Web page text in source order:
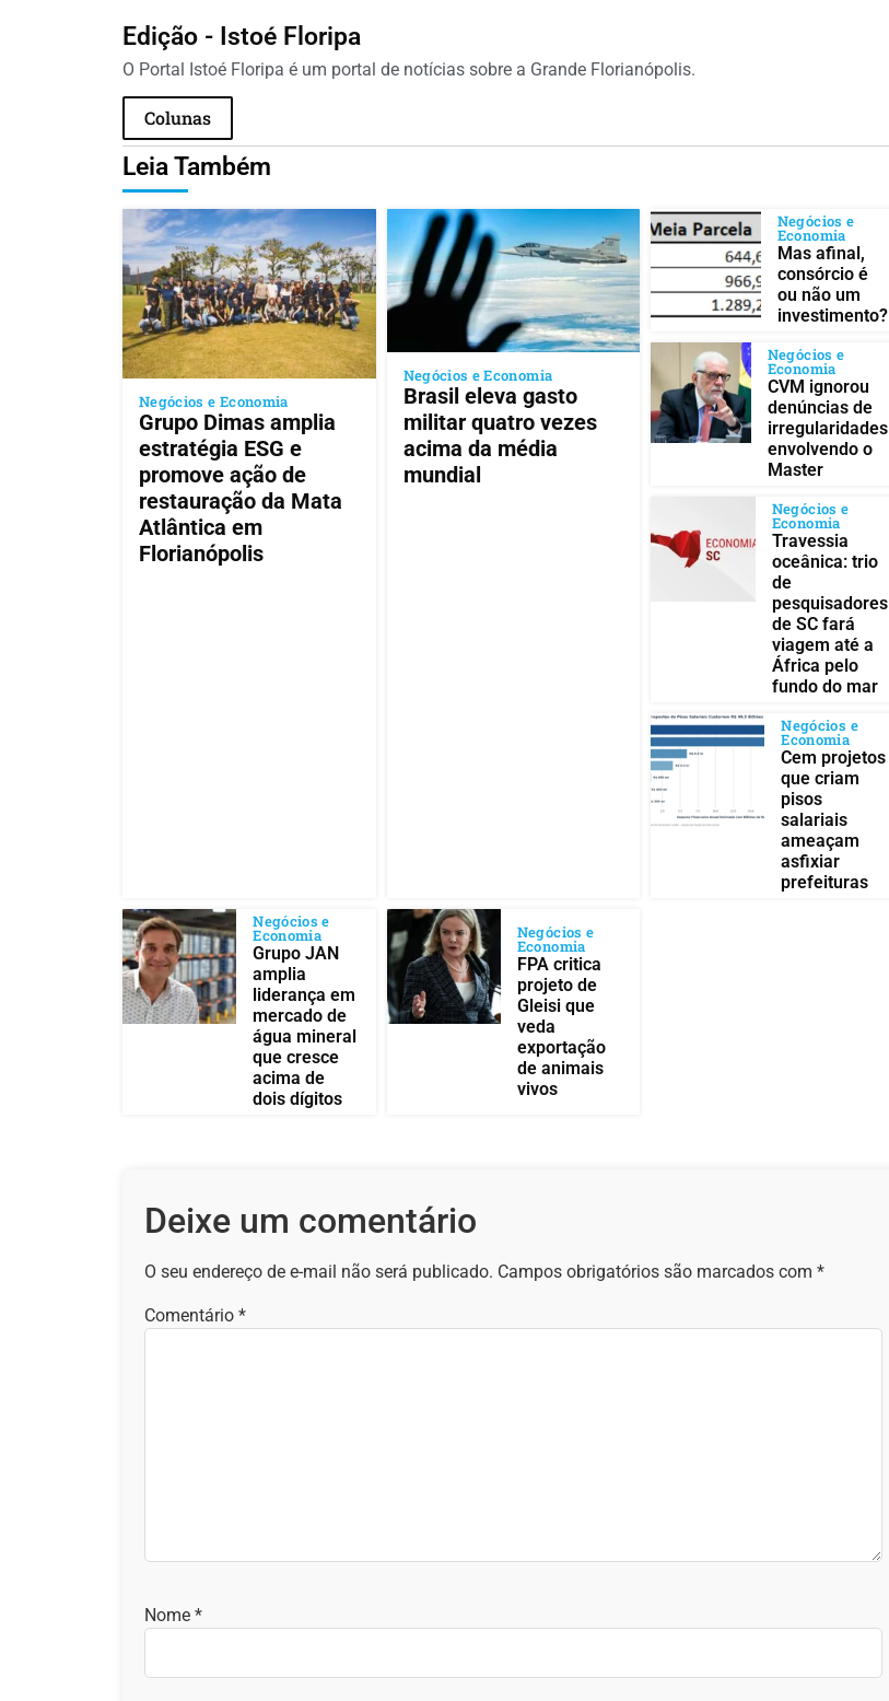
Edição - Istoé Floripa
O Portal Istoé Floripa é um portal de notícias sobre a Grande Florianópolis.
Colunas
Leia Também
Negócios e Economia
Grupo Dimas amplia
estratégia ESG e
promove ação de
restauração da Mata
Atlântica em
Florianópolis
Negócios e Economia
Brasil eleva gasto
militar quatro vezes
acima da média
mundial
Negócios e
Economia
Mas afinal,
consórcio é
ou não um
investimento?
Negócios e
Economia
CVM ignorou
denúncias de
irregularidades
envolvendo o
Master
Negócios e
Economia
Travessia
oceânica: trio
de
pesquisadores
de SC fará
viagem até a
África pelo
fundo do mar
Negócios e
Economia
Cem projetos
que criam
pisos
salariais
ameaçam
asfixiar
prefeituras
Negócios e
Economia
Grupo JAN
amplia
liderança em
mercado de
água mineral
que cresce
acima de
dois dígitos
Negócios e
Economia
FPA critica
projeto de
Gleisi que
veda
exportação
de animais
vivos
Deixe um comentário
O seu endereço de e-mail não será publicado. Campos obrigatórios são marcados com *
Comentário *
Nome *